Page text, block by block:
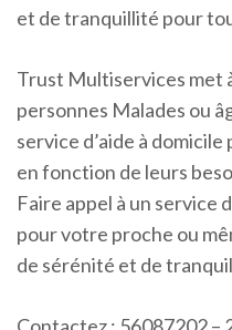
et de tranquillité pour
Trust Multiservices met
personnes Malades ou
service d’aide à
en fonction de leurs
Faire appel à un service
pour votre proche ou
de sérénité et de